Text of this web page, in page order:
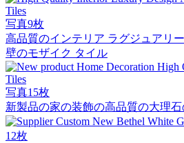
写真9枚
高品質のインテリア ラグジュアリ
壁のモザイク タイル
写真15枚
新製品の家の装飾の高品質の大理
12枚